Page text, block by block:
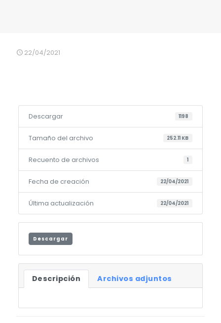
22/04/2021
Descargar 1198
Tamaño del archivo 252.11 KB
Recuento de archivos 1
Fecha de creación 22/04/2021
Última actualización 22/04/2021
Descargar
Descripción Archivos adjuntos